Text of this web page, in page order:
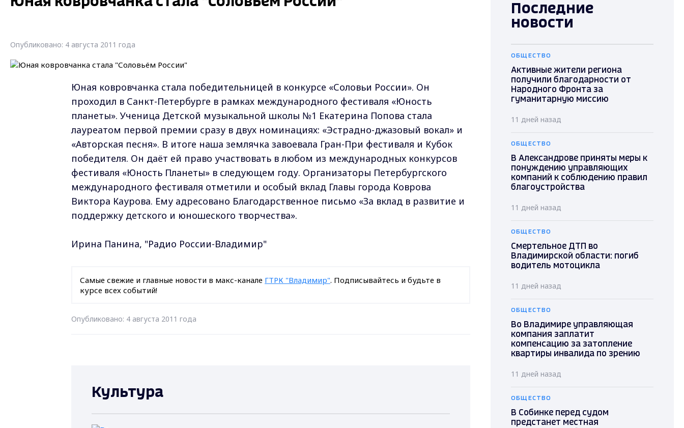
Опубликовано: 4 августа 2011 года
Юная ковровчанка стала победительницей в конкурсе «Соловьи России». Он
проходил в Санкт-Петербурге в рамках международного фестиваля «Юность
планеты». Ученица Детской музыкальной школы №1 Екатерина Попова стала
лауреатом первой премии сразу в двух номинациях: «Эстрадно-джазовый вокал» и
«Авторская песня». В итоге наша землячка завоевала Гран-При фестиваля и Кубок
победителя. Он даёт ей право участвовать в любом из международных конкурсов
фестиваля «Юность Планеты» в следующем году. Организаторы Петербургского
международного фестиваля отметили и особый вклад Главы города Коврова
Виктора Каурова. Ему адресовано Благодарственное письмо «За вклад в развитие и
поддержку детского и юношеского творчества».
Ирина Панина, "Радио России-Владимир"
Самые свежие и главные новости в макс-канале ГТРК "Владимир". Подписывайтесь и будьте в
курсе всех событий!
Опубликовано: 4 августа 2011 года
Культура
Последние
новости
ОБЩЕСТВО
Активные жители региона
получили благодарности от
Народного Фронта за
гуманитарную миссию
11 дней назад
ОБЩЕСТВО
В Александрове приняты меры к
понуждению управляющих
компаний к соблюдению правил
благоустройства
11 дней назад
ОБЩЕСТВО
Смертельное ДТП во
Владимирской области: погиб
водитель мотоцикла
11 дней назад
ОБЩЕСТВО
Во Владимире управляющая
компания заплатит
компенсацию за затопление
квартиры инвалида по зрению
11 дней назад
ОБЩЕСТВО
В Собинке перед судом
предстанет местная